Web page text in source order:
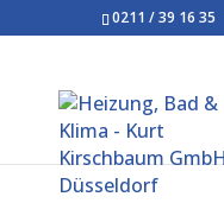
0211 / 39 16 35